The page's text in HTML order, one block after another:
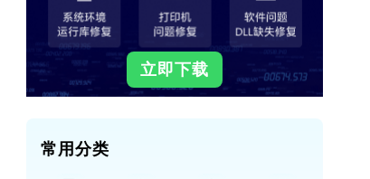
立即下载
常用分类